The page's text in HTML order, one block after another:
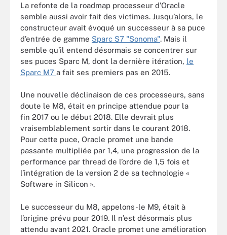
La refonte de la roadmap processeur d’Oracle
semble aussi avoir fait des victimes. Jusqu’alors, le
constructeur avait évoqué un successeur à sa puce
d’entrée de gamme Sparc S7 "Sonoma". Mais il
semble qu’il entend désormais se concentrer sur
ses puces Sparc M, dont la dernière itération, le
Sparc M7 a fait ses premiers pas en 2015.
Une nouvelle déclinaison de ces processeurs, sans
doute le M8, était en principe attendue pour la
fin 2017 ou le début 2018. Elle devrait plus
vraisemblablement sortir dans le courant 2018.
Pour cette puce, Oracle promet une bande
passante multipliée par 1,4, une progression de la
performance par thread de l’ordre de 1,5 fois et
l’intégration de la version 2 de sa technologie «
Software in Silicon ».
Le successeur du M8, appelons-le M9, était à
l’origine prévu pour 2019. Il n’est désormais plus
attendu avant 2021. Oracle promet une amélioration